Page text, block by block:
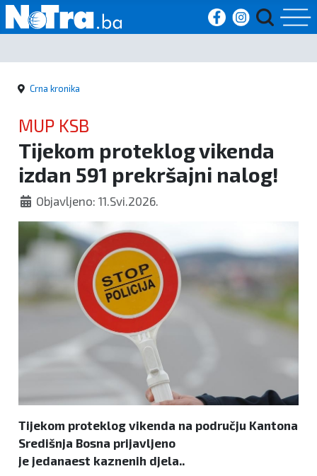
Početna
Vijesti
Sport
Kultura
Crna
kronika
Politika
Zanimljivosti
Crna kronika
MUP KSB
Tijekom proteklog vikenda
izdan 591 prekršajni nalog!
Objavljeno: 11.Svi.2026.
Tijekom proteklog vikenda na području Kantona
Središnja Bosna prijavljeno
je jedanaest kaznenih djela..